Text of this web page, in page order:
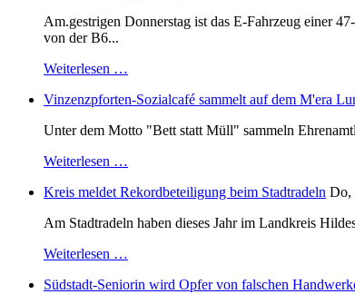
Am.gestrigen Donnerstag ist das E-Fahrzeug einer
von der B6...
Weiterlesen …
Vinzenzpforten-Sozialcafé sammelt auf dem M'era
Unter dem Motto "Bett statt Müll" sammeln
Weiterlesen …
Kreis meldet Rekordbeteiligung beim Stadtradeln Do,
Am Stadtradeln haben dieses Jahr im Landkreis
Weiterlesen …
Südstadt-Seniorin wird Opfer von falschen